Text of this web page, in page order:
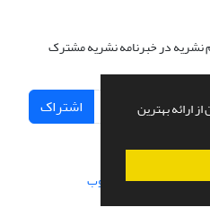
ارائه بهترین
نشریه در خبرنامه نشریه مشترک
اشتراک
و پیاده سازی از سیناوب